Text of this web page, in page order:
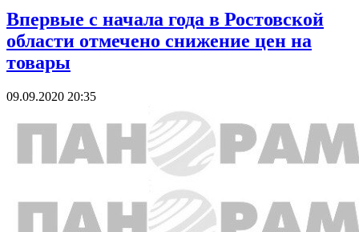
Впервые с начала года в Ростовской
области отмечено снижение цен на
товары
09.09.2020 20:35